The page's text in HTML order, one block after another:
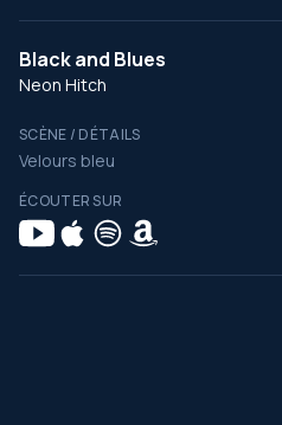
Black and Blues
Neon Hitch
SCÈNE / DÉTAILS
Velours bleu
ÉCOUTER SUR